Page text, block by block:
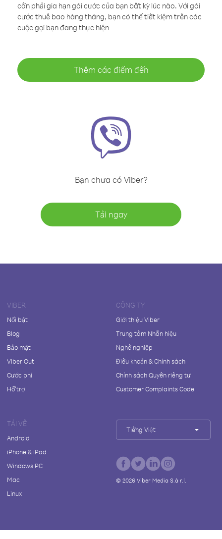
cần phải gia hạn gói cước của bạn bất kỳ lúc nào. Với gói
cước thuê bao hàng tháng, bạn có thể tiết kiệm trên các
cuộc gọi bạn đang thực hiện
Thêm các điểm đến
Bạn chưa có Viber?
Tải ngay
VIBER
Nổi bật
Blog
Bảo mật
Viber Out
Cước phí
Hỗ trợ
CÔNG TY
Giới thiệu Viber
Trung tâm Nhãn hiệu
Nghề nghiệp
Điều khoản & Chính sách
Chính sách Quyền riêng tư
Customer Complaints Code
TẢI VỀ
Android
iPhone & iPad
Windows PC
Mac
Linux
Tiếng Việt
© 2026Viber Media S.à r.l.